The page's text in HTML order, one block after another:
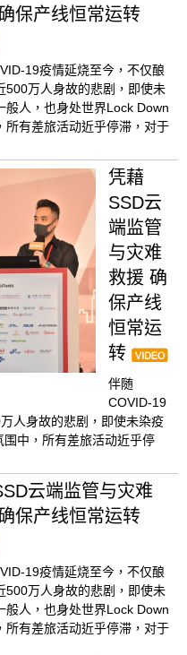
保产线恒常运转
19疫情延烧至今，不仅酿
500万人身故的悲剧，即使未
般人，也身处世界Lock Down
所有差旅活动近乎停滞，对于
凭藉
SSD云
端监管
与灾难
救援 确
保产线
恒常运
转
伴随
COVID-19
人身故的悲剧，即使未染疫
中，所有差旅活动近乎停
云端监管与灾难
保产线恒常运转
19疫情延烧至今，不仅酿
500万人身故的悲剧，即使未
般人，也身处世界Lock Down
所有差旅活动近乎停滞，对于